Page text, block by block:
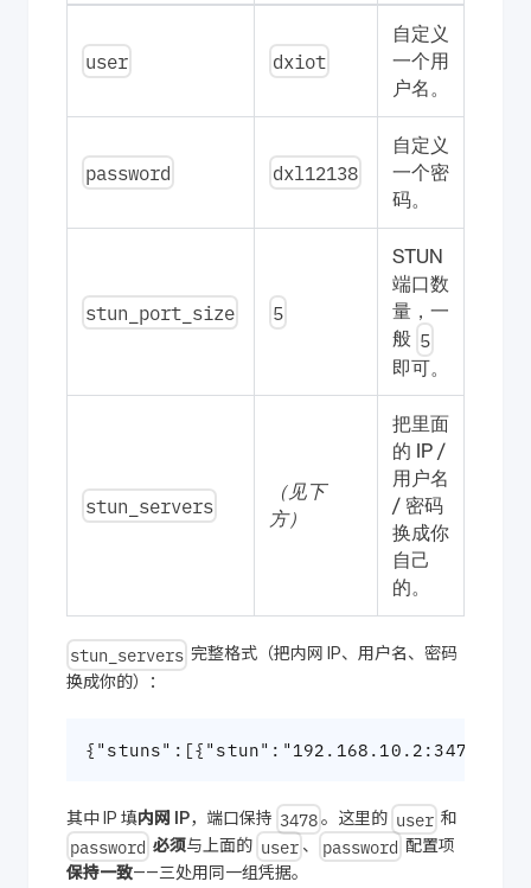
user dxiot
自定义
一个用
户名。
password dxl12138
自定义
一个密
码。
stun_port_size 5
STUN
端口数
量，一
般 5
即可。
stun_servers
（见下
方）
把里面
的 IP /
用户名
/ 密码
换成你
自己
的。
stun_servers 完整格式（把内网 IP、用户名、密码
换成你的）：
其中 IP 填内网 IP，端口保持 3478 。这里的 user 和
password 必须与上面的 user 、 password 配置项
保持一致——三处用同一组凭据。